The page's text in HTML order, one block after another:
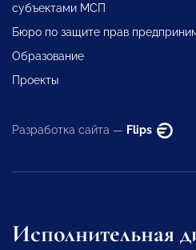
субъектами МСП
Бюро по защите прав
Образование
Проекты
Разработка сайта — Flips
Исполнительная